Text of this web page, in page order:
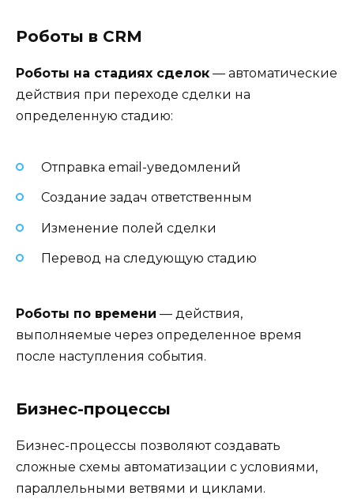
Роботы в CRM
Роботы на стадиях сделок — автоматические
действия при переходе сделки на
определенную стадию:
Отправка email-уведомлений
Создание задач ответственным
Изменение полей сделки
Перевод на следующую стадию
Роботы по времени — действия,
выполняемые через определенное время
после наступления события.
Бизнес-процессы
Бизнес-процессы позволяют создавать
сложные схемы автоматизации с условиями,
параллельными ветвями и циклами.